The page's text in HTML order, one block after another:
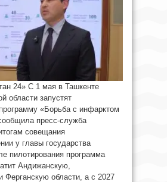
24» С 1 мая в Ташкенте
области запустят
«Борьба с инфарктом
пресс-служба
совещания
у главы государства
пилотирования программа
Андижанскую,
Ферганскую области, а с 2027